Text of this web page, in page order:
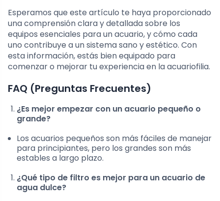
Esperamos que este artículo te haya proporcionado
una comprensión clara y detallada sobre los
equipos esenciales para un acuario, y cómo cada
uno contribuye a un sistema sano y estético. Con
esta información, estás bien equipado para
comenzar o mejorar tu experiencia en la acuariofilia.
FAQ (Preguntas Frecuentes)
¿Es mejor empezar con un acuario pequeño o
grande?
Los acuarios pequeños son más fáciles de manejar
para principiantes, pero los grandes son más
estables a largo plazo.
¿Qué tipo de filtro es mejor para un acuario de
agua dulce?